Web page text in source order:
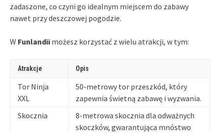
zadaszone, co czyni go idealnym miejscem do zabawy
nawet przy deszczowej pogodzie.
W Funlandii możesz korzystać z wielu atrakcji, w tym:
Atrakcje Opis
Tor Ninja
XXL
50-metrowy tor przeszkód, który
zapewnia świetną zabawę i wyzwania.
Skocznia
8-metrowa skocznia dla odważnych
skoczków, gwarantująca mnóstwo